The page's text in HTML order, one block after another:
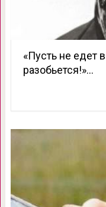
«Пусть не едет
разобьется!»…